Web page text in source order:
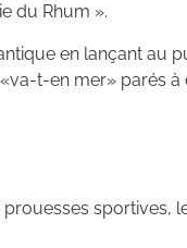
du Rhum ».
en lançant au
t-en mer» parés
prouesses sportives,